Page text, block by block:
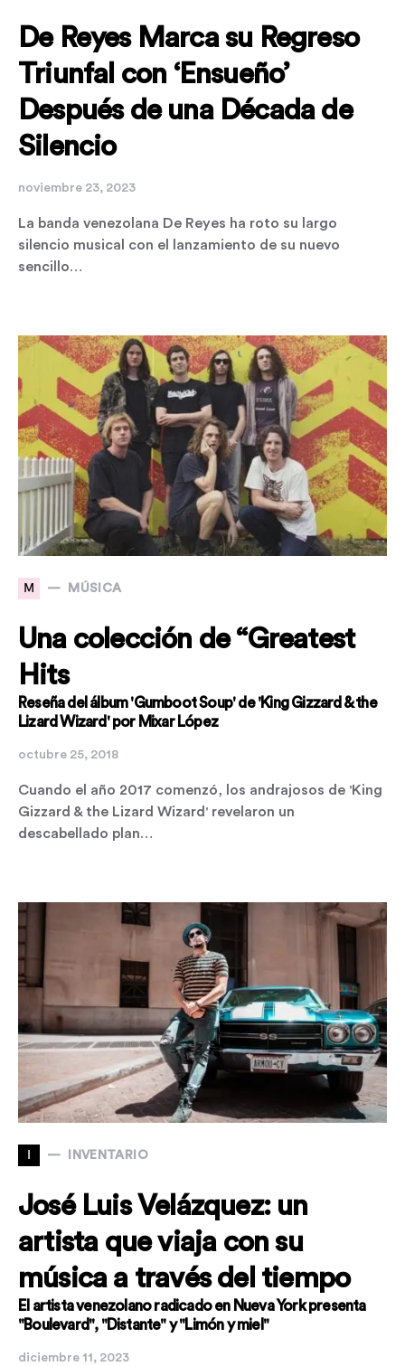
De Reyes Marca su Regreso
Triunfal con ‘Ensueño’
Después de una Década de
Silencio
noviembre 23, 2023
La banda venezolana De Reyes ha roto su largo
silencio musical con el lanzamiento de su nuevo
sencillo…
M MÚSICA
Una colección de “Greatest
Hits
Reseña del álbum 'Gumboot Soup' de 'King Gizzard & the
Lizard Wizard' por Mixar López
octubre 25, 2018
Cuando el año 2017 comenzó, los andrajosos de 'King
Gizzard & the Lizard Wizard' revelaron un
descabellado plan…
I INVENTARIO
José Luis Velázquez: un
artista que viaja con su
música a través del tiempo
El artista venezolano radicado en Nueva York presenta
"Boulevard", "Distante" y "Limón y miel"
diciembre 11, 2023